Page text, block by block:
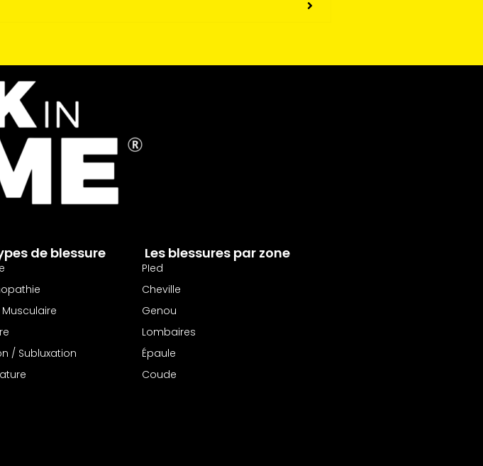
de blessure Les blessures par zone
Musculaire
/ Subluxation
PIed
Cheville
Genou
Lombaires
Épaule
Coude